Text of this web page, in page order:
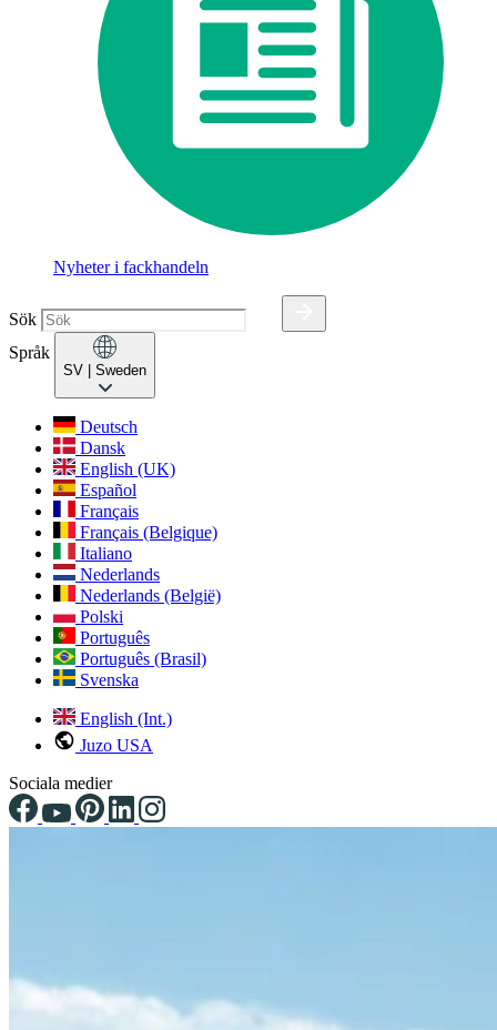
Nyheter i fackhandeln
Sök
Språk
SV | Sweden
Deutsch
Dansk
English (UK)
Español
Français
Français (Belgique)
Italiano
Nederlands
Nederlands (België)
Polski
Português
Português (Brasil)
Svenska
English (Int.)
Juzo USA
Sociala medier